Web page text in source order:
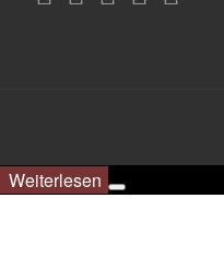
Weiterlesen